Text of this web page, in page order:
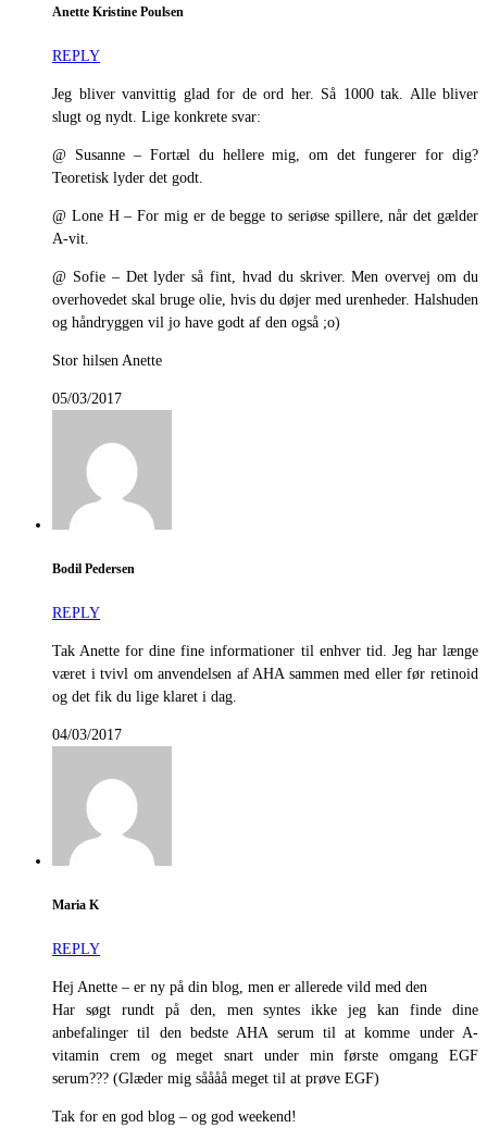
Anette Kristine Poulsen
REPLY
Jeg bliver vanvittig glad for de ord her. Så 1000 tak. Alle bliver
slugt og nydt. Lige konkrete svar:
@ Susanne – Fortæl du hellere mig, om det fungerer for dig?
Teoretisk lyder det godt.
@ Lone H – For mig er de begge to seriøse spillere, når det gælder
A-vit.
@ Sofie – Det lyder så fint, hvad du skriver. Men overvej om du
overhovedet skal bruge olie, hvis du døjer med urenheder. Halshuden
og håndryggen vil jo have godt af den også ;o)
Stor hilsen Anette
05/03/2017
Bodil Pedersen
REPLY
Tak Anette for dine fine informationer til enhver tid. Jeg har længe
været i tvivl om anvendelsen af AHA sammen med eller før retinoid
og det fik du lige klaret i dag.
04/03/2017
Maria K
REPLY
Hej Anette – er ny på din blog, men er allerede vild med den
Har søgt rundt på den, men syntes ikke jeg kan finde dine
anbefalinger til den bedste AHA serum til at komme under A-
vitamin crem og meget snart under min første omgang EGF
serum??? (Glæder mig såååå meget til at prøve EGF)
Tak for en god blog – og god weekend!